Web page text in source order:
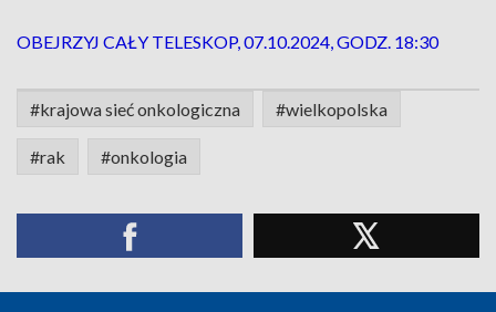
OBEJRZYJ CAŁY TELESKOP, 07.10.2024, GODZ. 18:30
#krajowa sieć onkologiczna #wielkopolska
#rak #onkologia